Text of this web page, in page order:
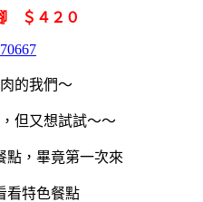
＄４２０
的我們～
但又想試試～～
點，畢竟第一次來
看特色餐點